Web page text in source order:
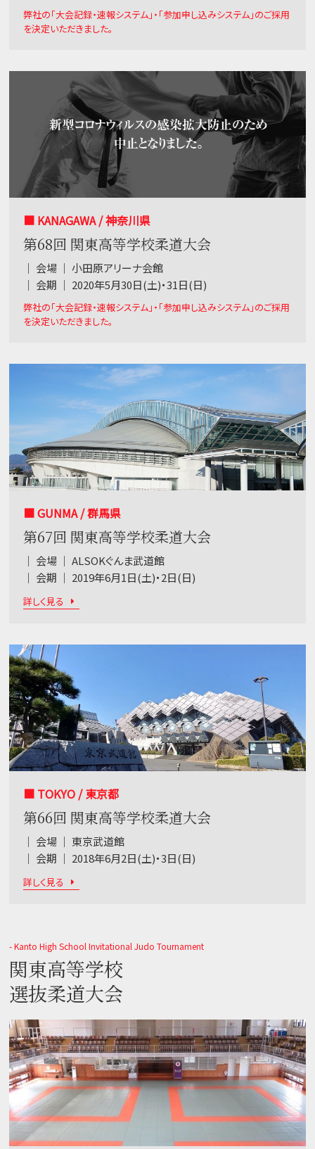
弊社の「大会記録・速報システム」・「参加申し込みシステム」のご採用
を決定いただきました。
■ KANAGAWA / 神奈川県
第68回 関東高等学校柔道大会
｜ 会場 ｜ 小田原アリーナ会館
｜ 会期 ｜ 2020年5月30日(土)・31日(日)
弊社の「大会記録・速報システム」・「参加申し込みシステム」のご採用
を決定いただきました。
■ GUNMA / 群馬県
第67回 関東高等学校柔道大会
｜ 会場 ｜ ALSOKぐんま武道館
｜ 会期 ｜ 2019年6月1日(土)・2日(日)
詳しく見る
■ TOKYO / 東京都
第66回 関東高等学校柔道大会
｜ 会場 ｜ 東京武道館
｜ 会期 ｜ 2018年6月2日(土)・3日(日)
詳しく見る
- Kanto High School Invitational Judo Tournament
関東高等学校
選抜柔道大会